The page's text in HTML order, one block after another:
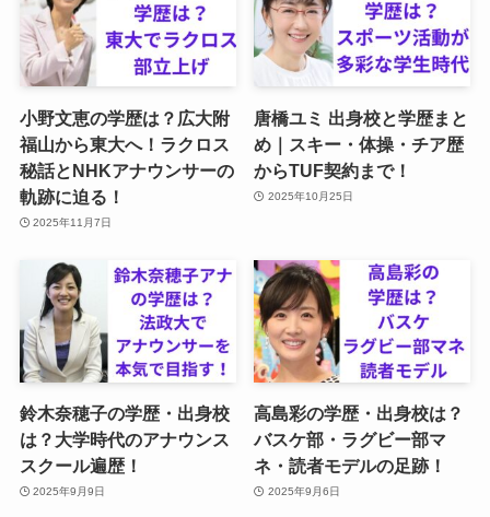
小野文恵の学歴は？広大附
福山から東大へ！ラクロス
秘話とNHKアナウンサーの
軌跡に迫る！
2025年11月7日
唐橋ユミ 出身校と学歴まと
め｜スキー・体操・チア歴
からTUF契約まで！
2025年10月25日
鈴木奈穂子の学歴・出身校
は？大学時代のアナウンス
スクール遍歴！
2025年9月9日
高島彩の学歴・出身校は？
バスケ部・ラグビー部マ
ネ・読者モデルの足跡！
2025年9月6日